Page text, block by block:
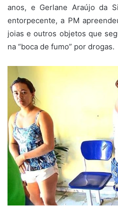
anos, e Gerlane Araújo da
entorpecente, a PM
joias e outros objetos que
na “boca de fumo” por drogas.